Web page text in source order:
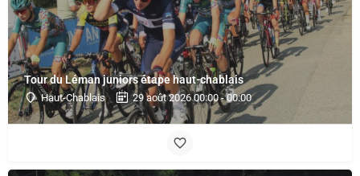
Tour du Léman juniors étape haut-chablais
Haut-Chablais 29 août 2026 00:00 - 00:00